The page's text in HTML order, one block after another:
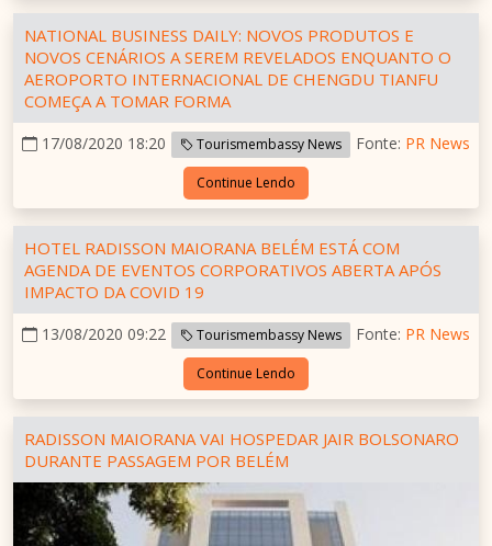
NATIONAL BUSINESS DAILY: NOVOS PRODUTOS E
NOVOS CENÁRIOS A SEREM REVELADOS ENQUANTO O
AEROPORTO INTERNACIONAL DE CHENGDU TIANFU
COMEÇA A TOMAR FORMA
17/08/2020 18:20 Tourismembassy News Fonte: PR News
Continue Lendo
HOTEL RADISSON MAIORANA BELÉM ESTÁ COM
AGENDA DE EVENTOS CORPORATIVOS ABERTA APÓS
IMPACTO DA COVID 19
13/08/2020 09:22 Tourismembassy News Fonte: PR News
Continue Lendo
RADISSON MAIORANA VAI HOSPEDAR JAIR BOLSONARO
DURANTE PASSAGEM POR BELÉM